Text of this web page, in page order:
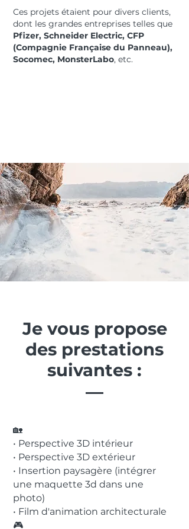
Ces projets étaient pour divers clients,
dont les grandes entreprises telles que
Pfizer, Schneider Electric, CFP
(Compagnie Française du Panneau),
Socomec, MonsterLabo, etc.
Je vous propose
des prestations
suivantes :
🏡
• Perspective 3D intérieur
• Perspective 3D extérieur
• Insertion paysagère (intégrer
une maquette 3d dans une
photo)
• Film d'animation architecturale
🎮